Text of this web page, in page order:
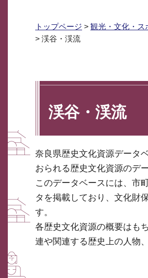
トップページ > 観光・文化・ス
> 渓谷・渓流
渓谷・渓流
奈良県歴史文化資源データ
おられる歴史文化資源のデ
このデータベースには、市
タを掲載しており、文化財
す。
各歴史文化資源の概要はも
連や関連する歴史上の人物